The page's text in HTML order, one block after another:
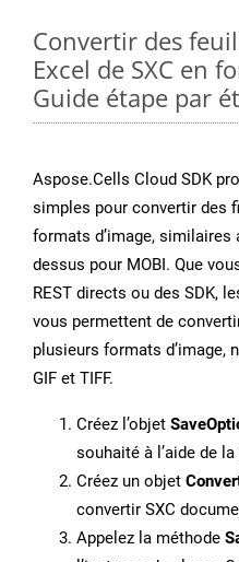
Convertir des
Excel de SXC en
Guide étape par
Aspose.Cells Cloud SDK
simples pour convertir des
formats d’image,
dessus pour MOBI. Que
REST directs ou des SDK,
vous permettent de
plusieurs formats d’image,
GIF et TIFF.
Créez l’objet
souhaité à l’aide de
Créez un objet
convertir SXC
Appelez la méthode